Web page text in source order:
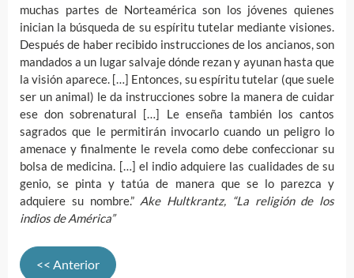
muchas partes de Norteamérica son los jóvenes quienes
inician la búsqueda de su espíritu tutelar mediante visiones.
Después de haber recibido instrucciones de los ancianos, son
mandados a un lugar salvaje dónde rezan y ayunan hasta que
la visión aparece. […] Entonces, su espíritu tutelar (que suele
ser un animal) le da instrucciones sobre la manera de cuidar
ese don sobrenatural […] Le enseña también los cantos
sagrados que le permitirán invocarlo cuando un peligro lo
amenace y finalmente le revela como debe confeccionar su
bolsa de medicina. […] el indio adquiere las cualidades de su
genio, se pinta y tatúa de manera que se lo parezca y
adquiere su nombre.” Ake Hultkrantz, “La religión de los
indios de América”
<< Anterior